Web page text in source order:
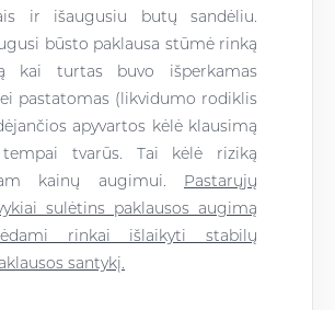
ir išaugusiu butų sandėliu.
būsto paklausa stūmė rinką
kai turtas buvo išperkamas
pastatomas (likvidumo rodiklis
apyvartos kėlė klausimą
tvarūs. Tai kėlė riziką
kainų augimui. Pastarųjų
sulėtins paklausos augimą
rinkai išlaikyti stabilų
santykį.